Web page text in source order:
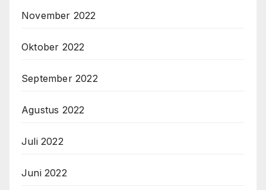
November 2022
Oktober 2022
September 2022
Agustus 2022
Juli 2022
Juni 2022